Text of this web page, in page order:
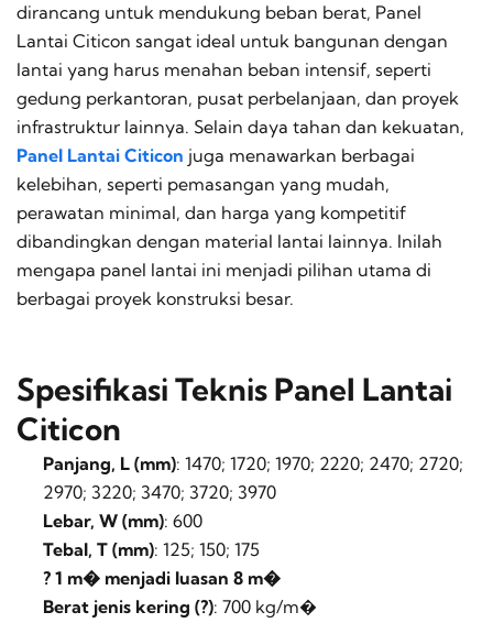
dirancang untuk mendukung beban berat, Panel
Lantai Citicon sangat ideal untuk bangunan dengan
lantai yang harus menahan beban intensif, seperti
gedung perkantoran, pusat perbelanjaan, dan proyek
infrastruktur lainnya. Selain daya tahan dan kekuatan,
Panel Lantai Citicon juga menawarkan berbagai
kelebihan, seperti pemasangan yang mudah,
perawatan minimal, dan harga yang kompetitif
dibandingkan dengan material lantai lainnya. Inilah
mengapa panel lantai ini menjadi pilihan utama di
berbagai proyek konstruksi besar.
Spesifikasi Teknis Panel Lantai
Citicon
Panjang, L (mm): 1470; 1720; 1970; 2220; 2470; 2720;
2970; 3220; 3470; 3720; 3970
Lebar, W (mm): 600
Tebal, T (mm): 125; 150; 175
? 1 m� menjadi luasan 8 m�
Berat jenis kering (?): 700 kg/m�